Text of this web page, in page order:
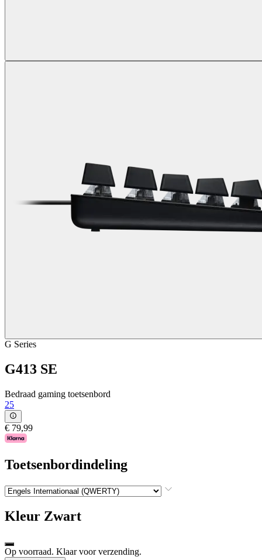
G Series
G413 SE
Bedraad gaming toetsenbord
25
€ 79,99
Toetsenbordindeling
Kleur Zwart
Op voorraad. Klaar voor verzending.